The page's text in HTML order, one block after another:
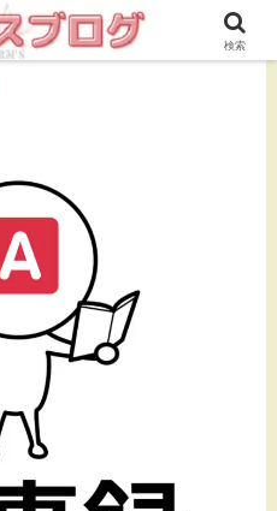
’Ｓ 公式ブログ
検索